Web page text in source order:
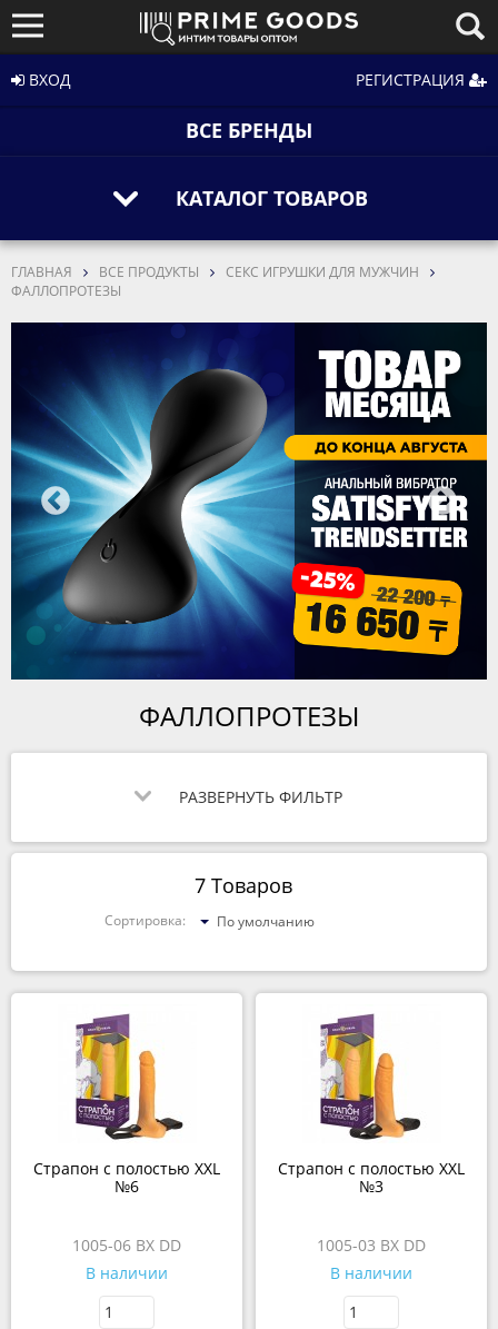
ВХОД РЕГИСТРАЦИЯ
ВСЕ БРЕНДЫ
КАТАЛОГ ТОВАРОВ
ГЛАВНАЯ ВСЕ ПРОДУКТЫ
СЕКС ИГРУШКИ ДЛЯ МУЖЧИН
ФАЛЛОПРОТЕЗЫ
ФАЛЛОПРОТЕЗЫ
РАЗВЕРНУТЬ ФИЛЬТР
7 Товаров
Сортировка: По умолчанию
Страпон с полостью XXL
№6
1005-06 BX DD
В наличии
Страпон с полостью XXL
№3
1005-03 BX DD
В наличии